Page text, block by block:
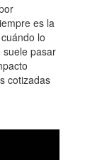
es la
lo
suele pasar
cotizadas